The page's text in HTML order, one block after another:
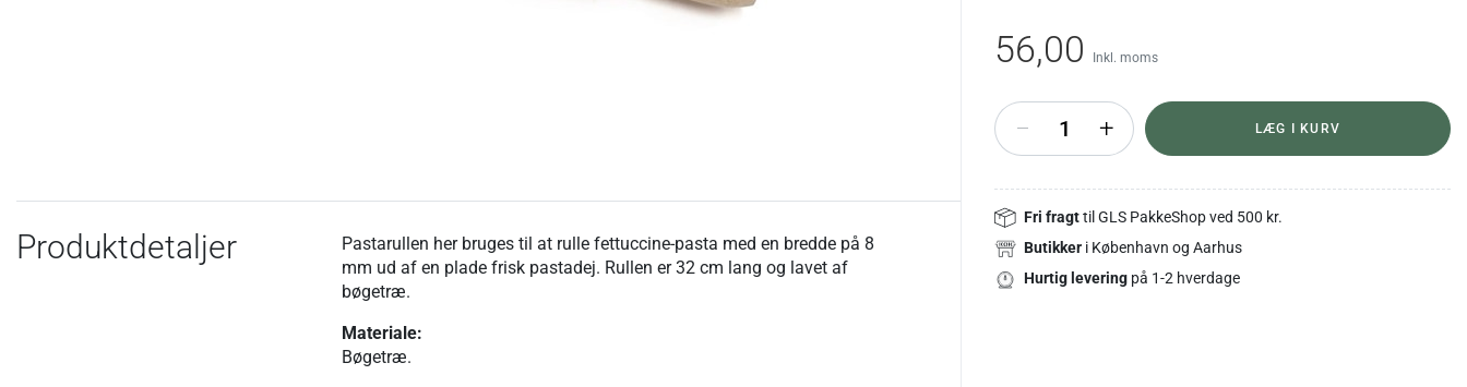
56,00 Inkl. moms
+ LÆG I KURV
Fri fragttil GLS PakkeShop ved 500 kr.
Butikker i København og Aarhus
Hurtig levering på 1-2 hverdage
Produktdetaljer
Pastarullen her bruges til at rulle fettuccine-pasta med en bredde på 8
mm ud af en plade frisk pastadej. Rullen er 32 cm lang og lavet af
bøgetræ.
Materiale:
Bøgetræ.